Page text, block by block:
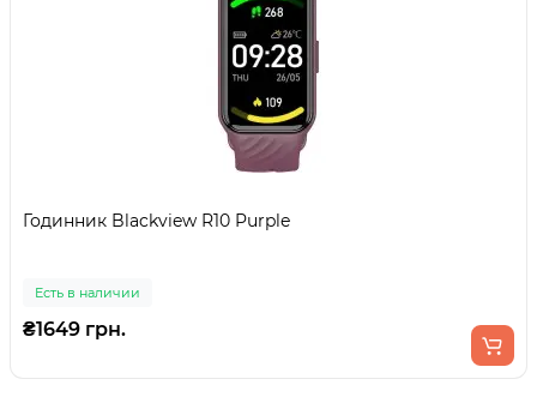
Годинник Blackview R10 Purple
Есть в наличии
₴1649 грн.